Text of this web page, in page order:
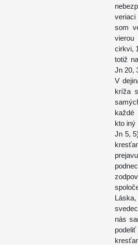
som
vierou
cirkvi,
totiž
Jn 20,
V
kríža
každé
kto iný
Jn 5,
nás